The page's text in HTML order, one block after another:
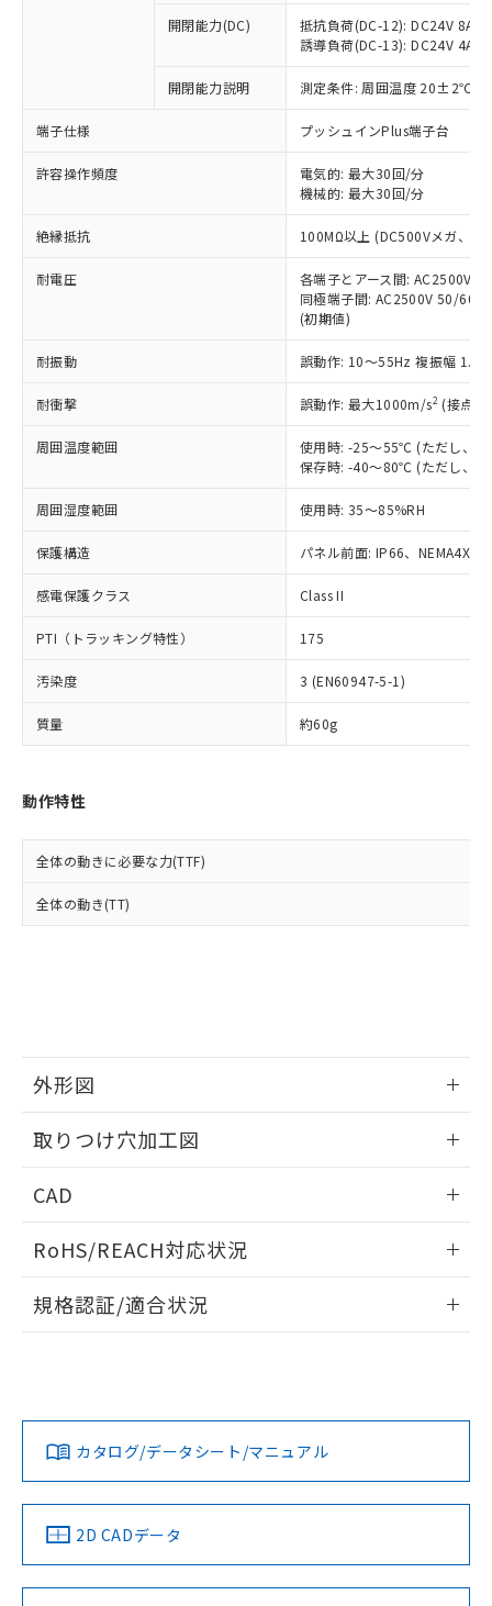
開閉能力(DC)
抵抗負荷(DC-12): DC24V 8A/
誘導負荷(DC-13): DC24V 4A/
開閉能力説明 測定条件: 周囲温度 20±2℃、
端子仕様 プッシュインPlus端子台
許容操作頻度
電気的: 最大30回/分
機械的: 最大30回/分
絶縁抵抗 100MΩ以上 (DC500Vメガ、点
耐電圧
各端子とアース間: AC2500V
同極端子間: AC2500V 50/
(初期値)
耐振動 誤動作: 10～55Hz 複振幅
耐衝撃 誤動作: 最大1000m/s2 (接点
周囲温度範囲
使用時: -25～55℃ (ただし、氷
保存時: -40～80℃ (ただし、氷
周囲湿度範囲 使用時: 35～85%RH
保護構造 パネル前面: IP66、NEMA4X,
感電保護クラス Class II
PTI（トラッキング特性） 175
汚染度 3 (EN60947-5-1)
質量 約60g
動作特性
全体の動きに必要な力(TTF)
全体の動き(TT)
外形図
取りつけ穴加工図
CAD
ドすることができます。
ログイン/会員登録
ダウンロードデータをご利用いただく前に、以下を必ずお読
みください。
ソフトウェアの使用条件
RoHS/REACH対応状況
EU RoHS 注意事項・凡例
対応済み
中国 RoHS 注意事項・凡例
規格認証/適合状況
カタログ/データシート/マニュアル
2D CADデータ
商品の当社在庫状況および標準価格
(税抜)を提供させていただくもので
当社制御機器事業取扱商品の中には、
本サービスの対象外となる商品もある
ことをご了承ください。
在庫状況および標準価格照会結果は、
記載している更新日時点での社内デー
タに基づき作成されるものであり、閲
覧された時点での実際の在庫および標
準価格とは異なる場合があることをご
正式な納期状況および標準価格はお客
様のお取引先、またはお客様担当のオ
ムロン制御機器販売店・当社販売員に
オムロン制御機器販売店や当社販売拠
販売ネットワーク
」をご確認
在庫状況および標準価格結果を当社の
事前の承諾なく第三者に漏洩または開
示しないようお願いします。
マイパーツ機能（部品リスト作成サー
ビス）をご利用いただくには、I-Web
メンバーズにご登録されている必要が
あります。
お客様が当ウェブサイト上で当社にご
登録された部品リストについて、当社
および当社の共同利用者が、当社の製
品・サービスに関するお客様との取
引・商談に必要な範囲で利用すること
非含有の対応状況を調査中または確認中の
非該当品：ライセンス料など無形物で、有
害物質有無と関係のない商品です。
いたものが、含有品と判明した場合などや
むを得ず変更することがあります。
鉛(Pb) 1000ppm以下、 水銀(Hg) 1000ppm以下、 カド
六価クロム(Cr(Ⅵ)) 1000ppm以下、ポリ臭化ビフェニル
類(PBB) 1000ppm以下、ポリ臭化ジフェニルエーテル類
(PBDE) 1000ppm以下、フタル酸ビス(2-エチルヘキシ
ル) (DEHP)(別名：DOP) 1000ppm以下、フタル酸ブチ
ルベンジル（BBP） 1000ppm以下、フタル酸ジブチル
（DBP） 1000ppm以下、フタル酸ジイソブチル
但し、RoHS指令で産業用監視および制御機器に対する
図的な使用がないことを確認しています。
部品在庫の切り替え状況などにより、予定
月が前後することがあります。
※3 非含有証明書ダウンロード
下記の非含有証明書をダウンロードするこ
EU RoHS指令（10物質）の非含有証明書
ものではありません。
また、RoHS指令のフタル酸エステル類４
荷製品に未対応品が混在することから備考
「○」：最大均質材料含有率が中国RoHSの
基準値以下であることを示します。
「×」：最大均質材料含有率が中国RoHSの
基準値を超えていることを示します。
い合わせください。
*中国RoHS10物質の基準値 (GB/T26572)：
Pb(鉛) :1000ppm、 Hg(水銀) : 1000ppm、 Cd(カドミウ
ム) : 100ppm、
Cr(Ⅵ)(六価クロム) : 1000ppm、 PBBs(ポリ臭化ビフェ
ニル類) : 1000ppm、 PBDEs(ポリ臭化ジフェニルエーテ
DBP(フタル酸ジブチル) : 1000ppm、 DIBP(フタル酸ジ
イソブチル) : 1000ppm、 BBP(フタル酸ブチルベンジ
DEHP(フタル酸ビス(2-エチルヘキシル)) : 1000ppm
「ｅ」：有害物質（10物質）のすべてが基
準値以下であることを示します。
「10」：通常の使用状況下において有害物
質が外部に漏えいし、環境に深刻な影響を
及ぼさない年数を意味します。
「－」：未確認です。当社販売部門へお問
当社は、これら貴社製品のうち、外国
為替および外国貿易法に定める商品
（以下｢規制貨物等」という）を輸出
または国外への提供する場合は、日本
国政府の輸出許可(または役務取引許
可)を取得するなどの必要な手続きを
当社は規制貨物を破棄する場合は、完
全に破砕するなど、違法に輸出されな
いよう必要な手段を講じます。
当社は貴社製品を、核兵器、ミサイ
ル、化学兵器、生物兵器またはその他
武器並びにこれらの製造装置等に一切
当社は、貴社製品を第三者に販売する
場合は、上記1、2および3の内容を当
該第三者に通知します。また当社は、
販売先および販売に係わる関係者が違
法に輸出するおそれがある場合は、取
り引きをいたしません。
キャンセル
一定数以上の在庫あり
一定数には満たないが在庫あり
在庫なし(最新の在庫状況につ
いては、お客様のお取引先、ま
たはお客様担当のオムロン制御
機器販売店・当社販売員にご確
受注生産機種、また在庫状況の
情報を公開していない機種